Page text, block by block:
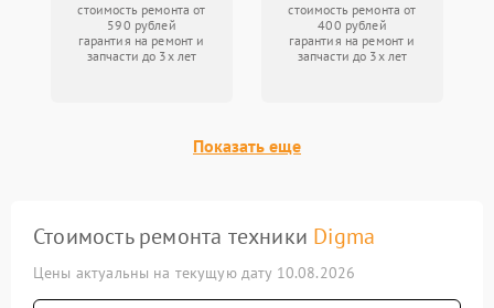
стоимость ремонта от
590 рублей
гарантия на ремонт и
запчасти до 3х лет
стоимость ремонта от
400 рублей
гарантия на ремонт и
запчасти до 3х лет
Показать еще
Стоимость ремонта техники Digma
Цены актуальны на текущую дату 10.08.2026